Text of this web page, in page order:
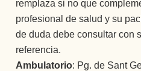
remplaza si no que
profesional de salud y su
de duda debe consultar con
referencia.
Ambulatorio: Pg. de Sant